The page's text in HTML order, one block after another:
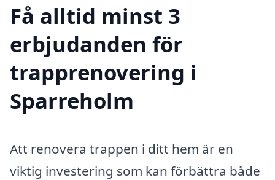
Få alltid minst 3
erbjudanden för
trapprenovering i
Sparreholm
Att renovera trappen i ditt hem är en
viktig investering som kan förbättra både